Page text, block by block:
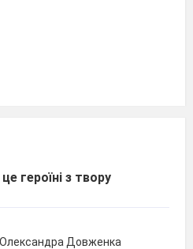
це героїні з твору
Довженка